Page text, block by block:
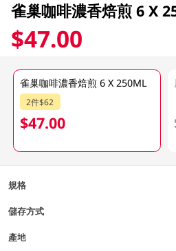
雀巢咖啡濃香焙煎 6 X
$47.00
雀巢咖啡濃香焙煎 6 X 250ML
2件$62
$47.00
規格
儲存方式
產地